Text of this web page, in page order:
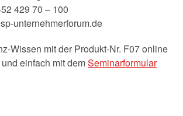
429 70 – 100
unternehmerforum.de
Wissen mit der Produkt-Nr. F07 online
einfach mit demSeminarformular